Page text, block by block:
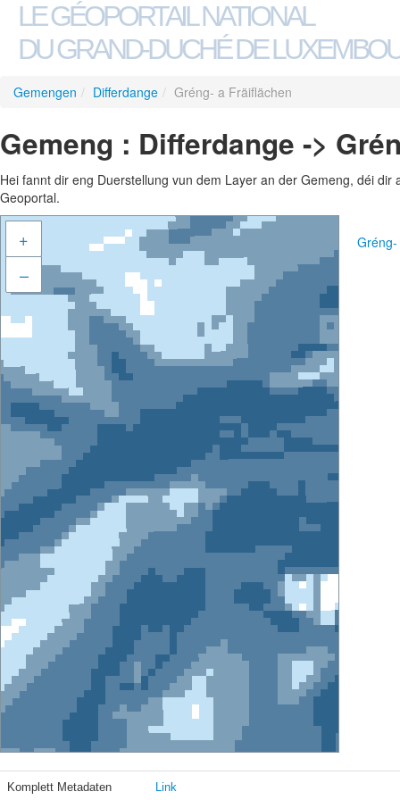
LE GÉOPORTAIL NATIONAL
DU GRAND-DUCHÉ DE
Gemengen / Differdange / Gréng- a Fräiflächen
Gemeng : Differdange ->
Hei fannt dir eng Duerstellung vun dem Layer an der Gemeng, déi
Geoportal.
+
–
Komplett Metadaten Link